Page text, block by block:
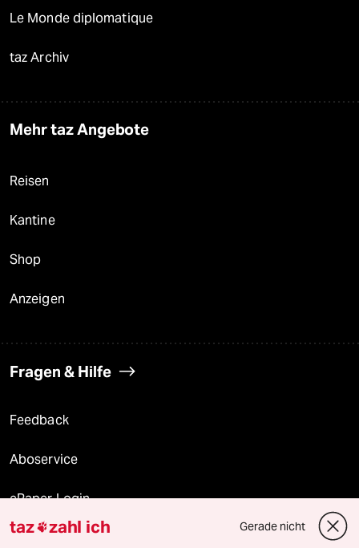
Le Monde diplomatique
taz Archiv
Mehr taz Angebote
Reisen
Kantine
Shop
Anzeigen
Fragen & Hilfe
Feedback
Aboservice
ePaper Login
Downloads für Abonnierende
taz zahl ich Gerade nicht